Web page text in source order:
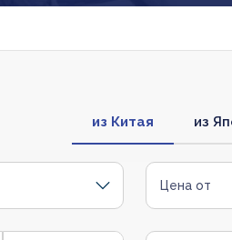
из Китая из
Цена от